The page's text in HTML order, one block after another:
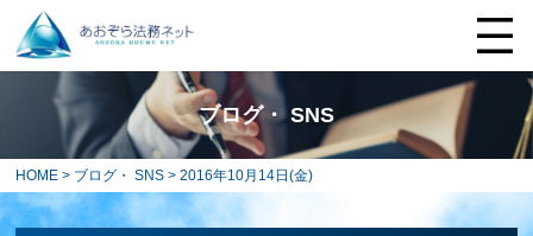
ブログ・ SNS
HOME > ブログ・ SNS > 2016年10月14日(金)